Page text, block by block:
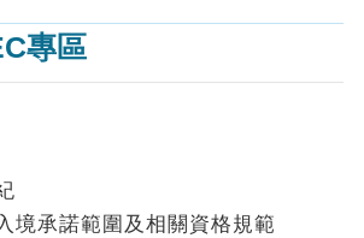
專區
境承諾範圍及相關資格規範